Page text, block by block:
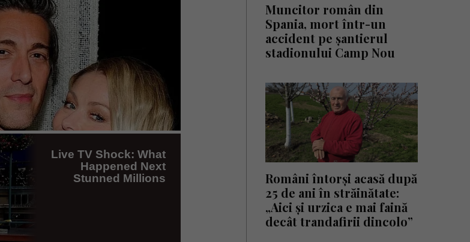
Muncitor român din
Spania, mort într-un
accident pe șantierul
stadionului Camp Nou
Români întorși acasă după
25 de ani în străinătate:
„Aici și urzica e mai faină
decât trandafirii dincolo”